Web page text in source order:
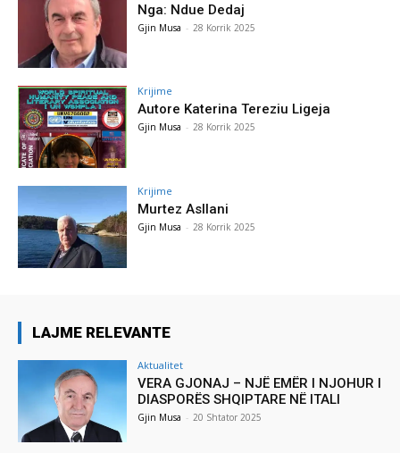
Nga: Ndue Dedaj
Gjin Musa - 28 Korrik 2025
Krijime
Autore Katerina Tereziu Ligeja
Gjin Musa - 28 Korrik 2025
Krijime
Murtez Asllani
Gjin Musa - 28 Korrik 2025
LAJME RELEVANTE
Aktualitet
VERA GJONAJ – NJË EMËR I NJOHUR I
DIASPORËS SHQIPTARE NË ITALI
Gjin Musa - 20 Shtator 2025